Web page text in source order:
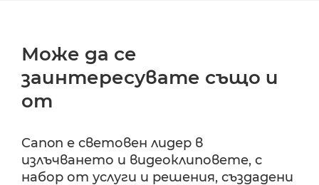
Може да се
заинтересувате също и
от
Canon е световен лидер в
излъчването и видеоклиповете, с
набор от услуги и решения, създадени